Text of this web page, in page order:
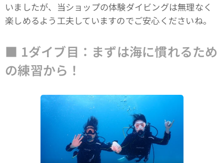
いましたが、当ショップの体験ダイビングは無理なく
楽しめるよう工夫していますのでご安心くださいね。
■ 1ダイブ目：まずは海に慣れるため
の練習から！